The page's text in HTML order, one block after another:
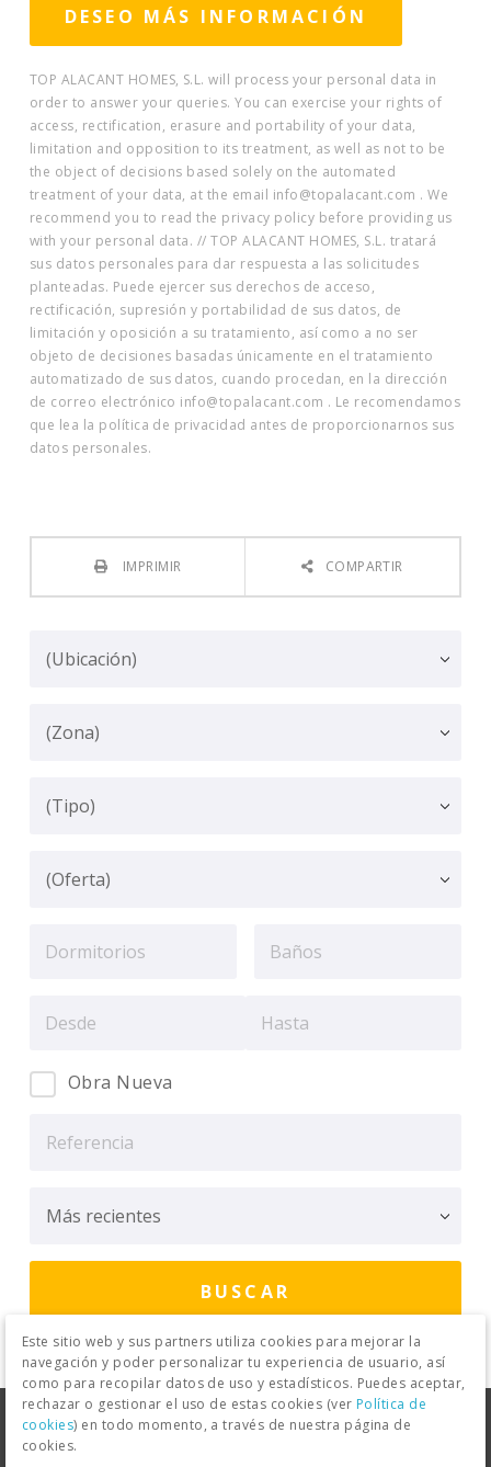
TOP ALACANT HOMES, S.L. will process your personal data in
order to answer your queries. You can exercise your rights of
access, rectification, erasure and portability of your data,
limitation and opposition to its treatment, as well as not to be
the object of decisions based solely on the automated
treatment of your data, at the email info@topalacant.com . We
recommend you to read the privacy policy before providing us
with your personal data. // TOP ALACANT HOMES, S.L. tratará
sus datos personales para dar respuesta a las solicitudes
planteadas. Puede ejercer sus derechos de acceso,
rectificación, supresión y portabilidad de sus datos, de
limitación y oposición a su tratamiento, así como a no ser
objeto de decisiones basadas únicamente en el tratamiento
automatizado de sus datos, cuando procedan, en la dirección
de correo electrónico info@topalacant.com . Le recomendamos
que lea la política de privacidad antes de proporcionarnos sus
datos personales.
IMPRIMIR COMPARTIR
Obra Nueva
Aviso Legal Política de Privacidad
Este sitio web y sus partners utiliza cookies para mejorar la
navegación y poder personalizar tu experiencia de usuario, así
como para recopilar datos de uso y estadísticos. Puedes aceptar,
rechazar o gestionar el uso de estas cookies (ver Política de
cookies) en todo momento, a través de nuestra página de
cookies.